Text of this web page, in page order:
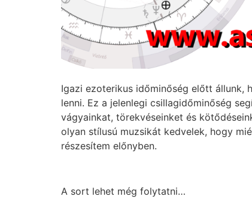
Igazi ezoterikus időminőség előtt állunk,
lenni. Ez a jelenlegi csillagidőminőség
vágyainkat, törekvéseinket és
olyan stílusú muzsikát kedvelek, hogy
részesítem előnyben.
A sort lehet még folytatni…